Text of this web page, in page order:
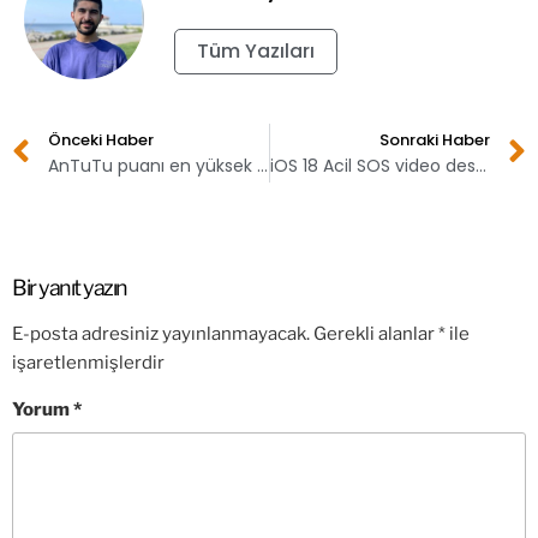
Tüm Yazıları
Önceki Haber
AnTuTu puanı en yüksek telefonlar (Android) – Haziran 2024
Sonraki Haber
iOS 18 Acil SOS video desteği getiriyor!
Bir yanıt yazın
E-posta adresiniz yayınlanmayacak. Gerekli alanlar* ile
işaretlenmişlerdir
Yorum*